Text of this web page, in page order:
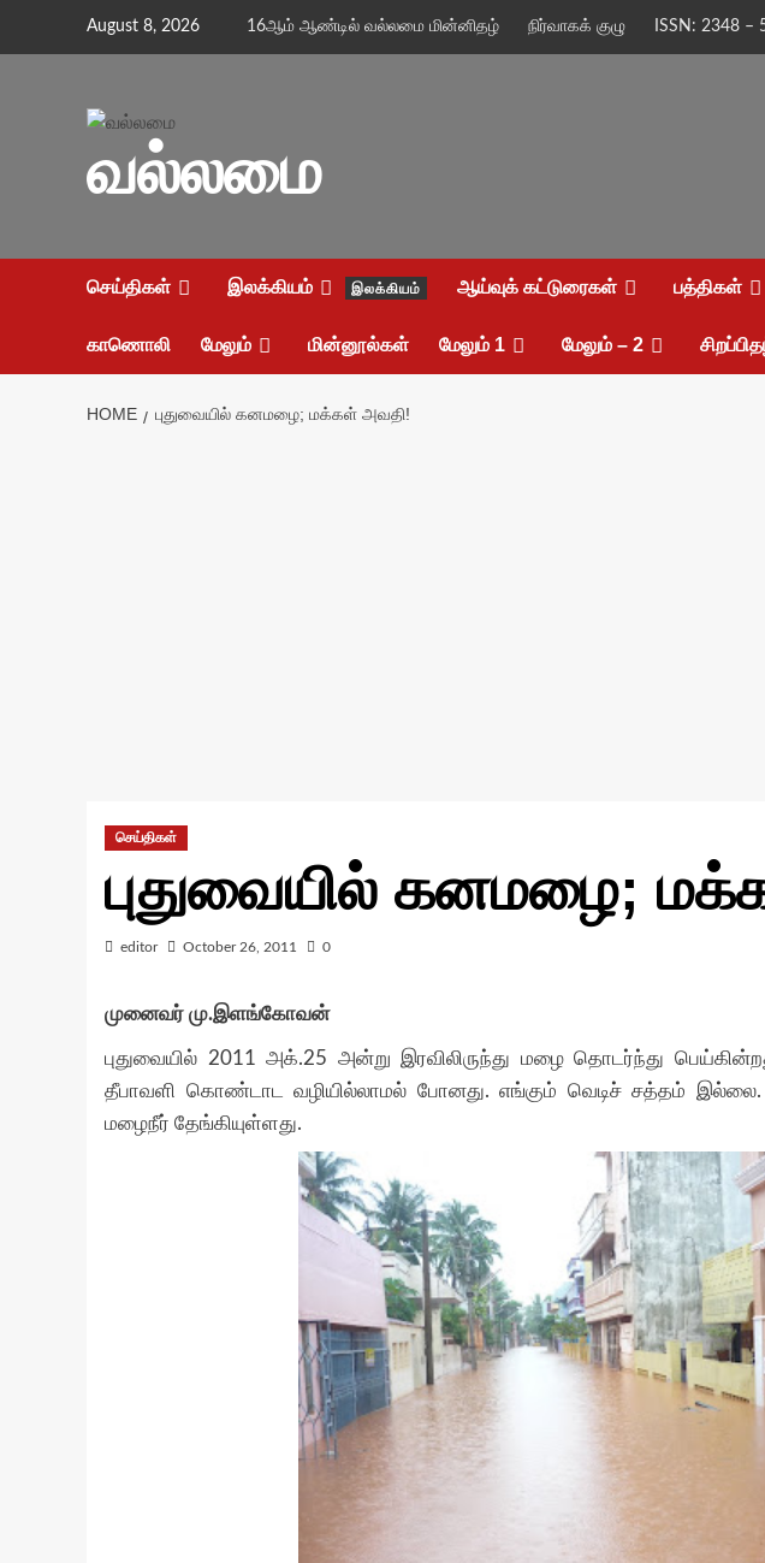
August 8, 2026 16ஆம் ஆண்டில் வல்லமை மின்னிதழ் நிர்வாகக் குழு ISSN: 2348 –
வல்லமை
செய்திகள் இலக்கியம் இலக்கியம் ஆய்வுக் கட்டுரைகள் பத்திகள்
காணொலி மேலும் மின்னூல்கள் மேலும் 1 மேலும் – 2
HOME புதுவையில் கனமழை; மக்கள் அவதி!
செய்திகள்
புதுவையில் கனமழை;
editor October 26, 2011 0
முனைவர் மு.இளங்கோவன்
புதுவையில் 2011 அக்.25 அன்று இரவிலிருந்து மழை தொடர்ந்து
தீபாவளி கொண்டாட வழியில்லாமல் போனது. எங்கும் வெடிச் சத்தம் இல்லை.
மழைநீர் தேங்கியுள்ளது.